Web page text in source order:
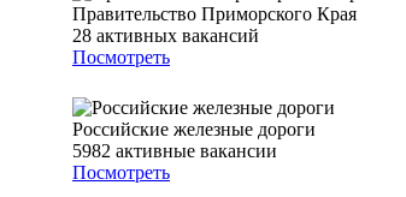
Правительство Приморского Края
28 активных вакансий
Посмотреть
Российские железные дороги
5982 активные вакансии
Посмотреть